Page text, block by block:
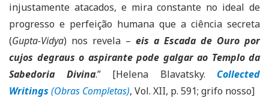
injustamente atacados, e mira constante no ideal de
progresso e perfeição humana que a ciência secreta
(Gupta-Vidya) nos revela – eis a Escada de Ouro por
cujos degraus o aspirante pode galgar ao Templo da
Sabedoria Divina.” [Helena Blavatsky. Collected
Writings (Obras Completas), Vol. XII, p. 591; grifo nosso]